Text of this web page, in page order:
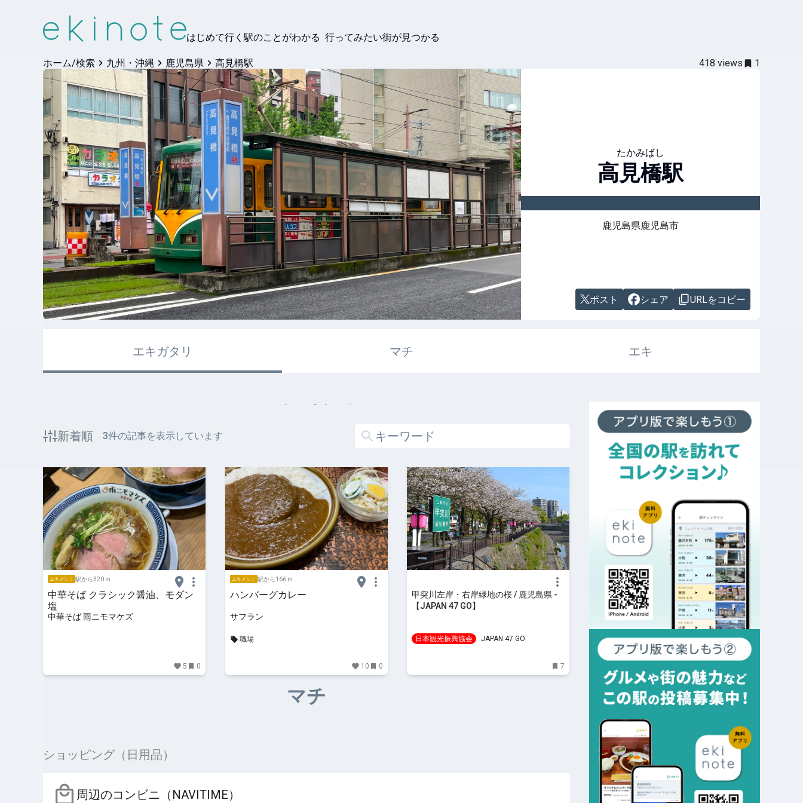
はじめて行く駅のことがわかる 行ってみたい街が見つかる
ホーム/検索 九州・沖縄 鹿児島県 高見橋駅 418 views 1
たかみばし
高見橋駅
鹿児島県鹿児島市
ポスト シェア URLをコピー
エキガタリ マチ エキ
エキガタリ
新着順 3件の記事を表示しています
エキメシ！ 駅から320 m
中華そば クラシック醤油、モダン
塩
中華そば 雨ニモマケズ
5 0
エキメシ！ 駅から166 m
ハンバーグカレー
サフラン
職場
10 0
甲突川左岸・右岸緑地の桜 / 鹿児島県 -
【JAPAN 47 GO】
日本観光振興協会 JAPAN 47 GO
7
マチ
ショッピング（日用品）
周辺のコンビニ（NAVITIME）